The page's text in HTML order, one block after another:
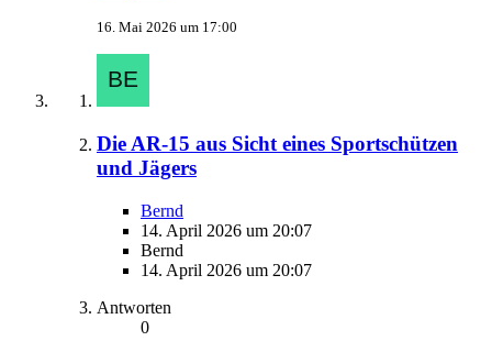
16. Mai 2026 um 17:00
Die AR-15 aus Sicht eines Sportschützen
und Jägers
Bernd
14. April 2026 um 20:07
Bernd
14. April 2026 um 20:07
Antworten
0